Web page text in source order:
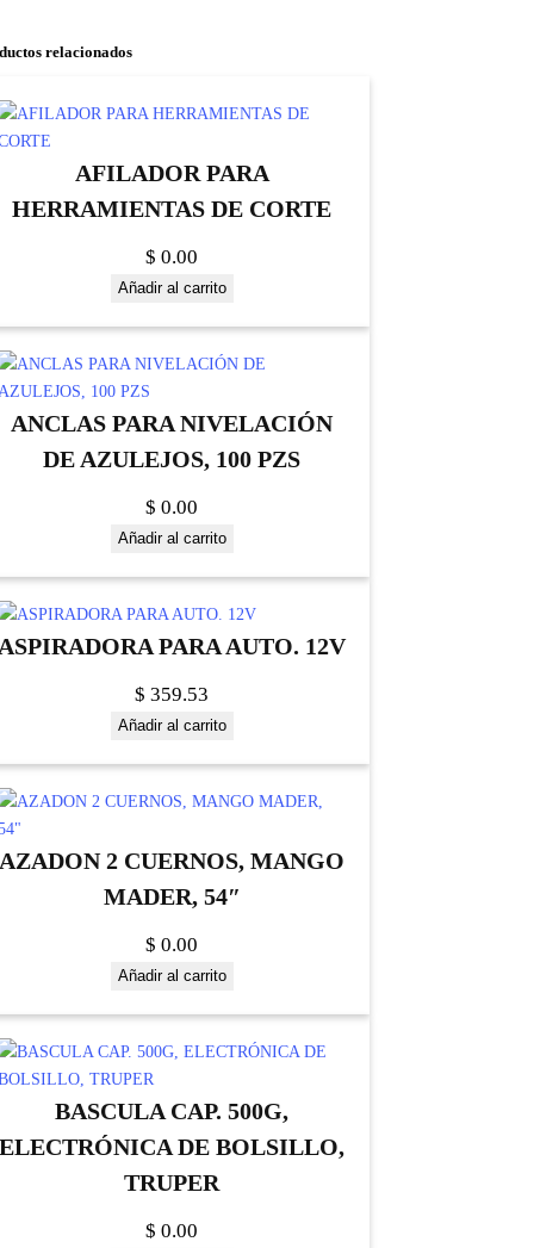
relacionados
AFILADOR PARA
HERRAMIENTAS DE CORTE
$ 0.00
Añadir al carrito
ANCLAS PARA NIVELACIÓN
DE AZULEJOS, 100 PZS
$ 0.00
Añadir al carrito
PARA AUTO. 12V
$ 359.53
Añadir al carrito
AZADON 2 CUERNOS, MANGO
MADER, 54″
$ 0.00
Añadir al carrito
BASCULA CAP. 500G,
ELECTRÓNICA DE BOLSILLO,
TRUPER
$ 0.00